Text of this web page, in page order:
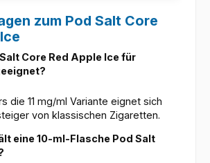
zum Pod Salt Core
Core Red Apple Ice für
die 11 mg/ml Variante eignet sich
von klassischen Zigaretten.
eine 10-ml-Flasche Pod Salt